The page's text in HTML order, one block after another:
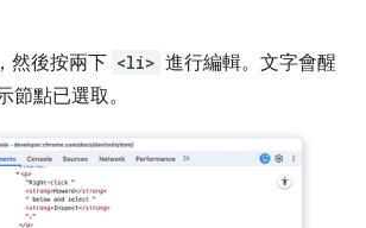
，然後按兩下 <li> 進行編輯。文字會醒
節點已選取。